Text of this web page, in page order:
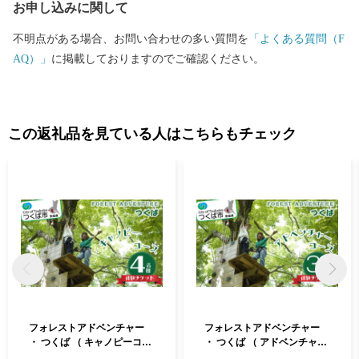
AIJO」は、スポーツクライミングの競技別強化センターとして、J
OC（公益財団法人日本オリンピック委員会）から認定されまし
企業から募った資金を市民活動に役立てる新たなローカルファン
います。
お申し込みに関して
不明点がある場合、お問い合わせの多い質問を 「よくある質問（F
AQ）」 に掲載しておりますのでご確認ください。
この返礼品を見ている人はこちらもチェック
フォレストアドベンチャー
・ つくば （ キャノピーコー
フォレストアドベンチャー
・ つくば （ アドベンチャー